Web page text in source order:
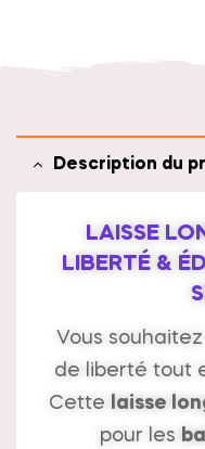
Description du
LAISSE
LIBERTÉ &
Vous
de liberté tout
Cette laisse
pour les